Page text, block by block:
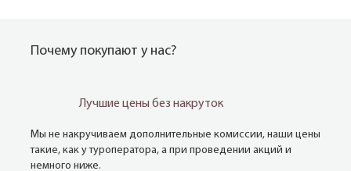
Почему покупают у нас?
Лучшие цены без накруток
Мы не накручиваем дополнительные комиссии, наши цены
такие, как у туроператора, а при проведении акций и
немного ниже.